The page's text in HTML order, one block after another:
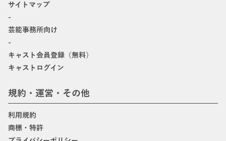
サイトマップ
-
芸能事務所向け
-
キャスト会員登録（無料）
キャストログイン
規約・運営・その他
利用規約
商標・特許